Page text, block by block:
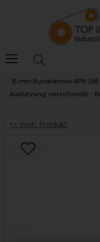
das
Barrierefreiheitsmenü
15 mm Rundriemen RPN
Ausführung: verschweißt -
<< Vorh. Produkt